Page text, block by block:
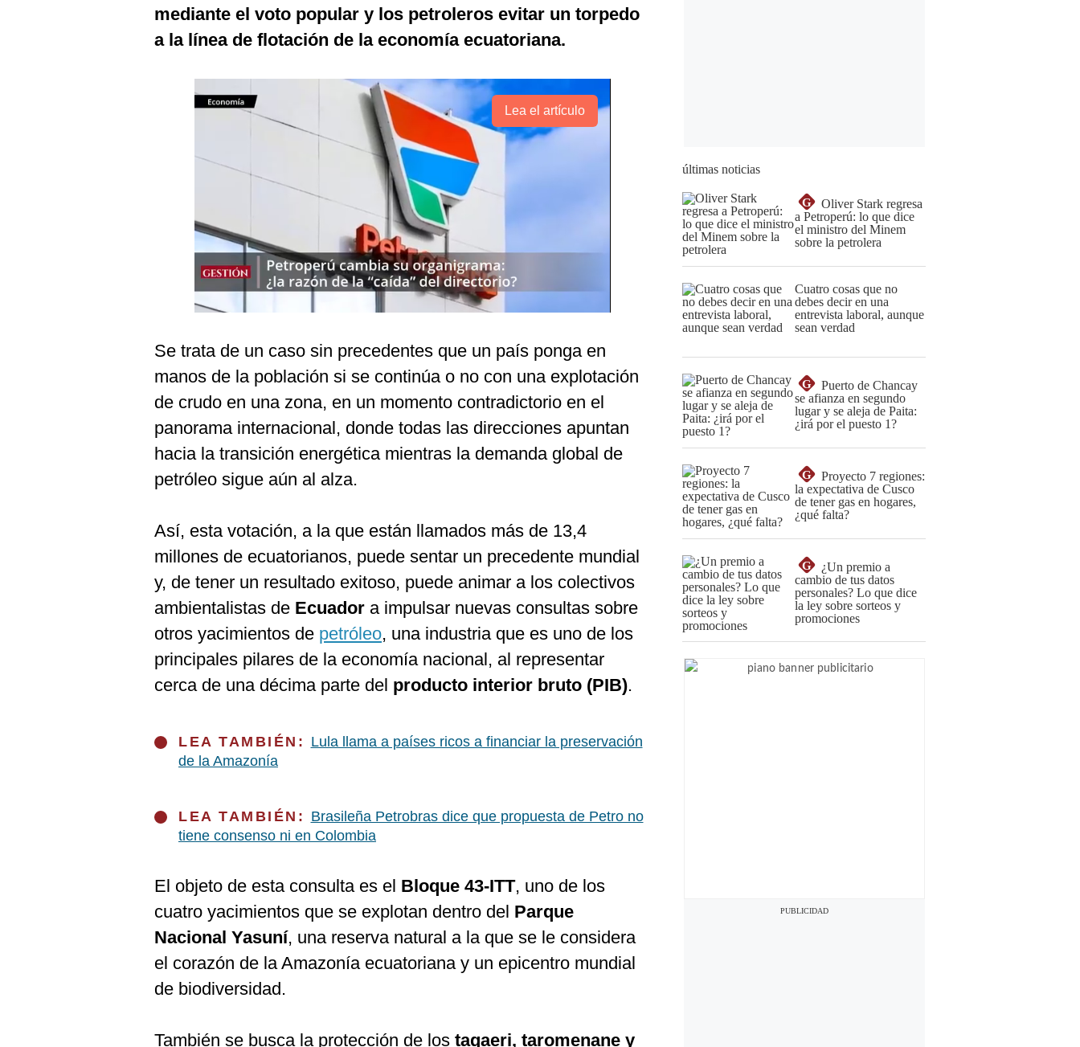
mediante el voto popular y los petroleros evitar un torpedo
a la línea de flotación de la economía ecuatoriana.
Lea el artículo
Se trata de un caso sin precedentes que un país ponga en
manos de la población si se continúa o no con una explotación
de crudo en una zona, en un momento contradictorio en el
panorama internacional, donde todas las direcciones apuntan
hacia la transición energética mientras la demanda global de
petróleo sigue aún al alza.
Así, esta votación, a la que están llamados más de 13,4
millones de ecuatorianos, puede sentar un precedente mundial
y, de tener un resultado exitoso, puede animar a los colectivos
ambientalistas de Ecuador a impulsar nuevas consultas sobre
otros yacimientos de petróleo, una industria que es uno de los
principales pilares de la economía nacional, al representar
cerca de una décima parte del producto interior bruto (PIB).
LEA TAMBIÉN: Lula llama a países ricos a financiar la preservación
de la Amazonía
LEA TAMBIÉN: Brasileña Petrobras dice que propuesta de Petro no
tiene consenso ni en Colombia
El objeto de esta consulta es el Bloque 43-ITT, uno de los
cuatro yacimientos que se explotan dentro del Parque
Nacional Yasuní, una reserva natural a la que se le considera
el corazón de la Amazonía ecuatoriana y un epicentro mundial
de biodiversidad.
También se busca la protección de los tagaeri, taromenane y
últimas noticias
G
Oliver Stark regresa
a Petroperú: lo que dice
el ministro del Minem
sobre la petrolera
Cuatro cosas que no
debes decir en una
entrevista laboral, aunque
sean verdad
G
Puerto de Chancay
se afianza en segundo
lugar y se aleja de Paita:
¿irá por el puesto 1?
G
Proyecto 7 regiones:
la expectativa de Cusco
de tener gas en hogares,
¿qué falta?
G
¿Un premio a
cambio de tus datos
personales? Lo que dice
la ley sobre sorteos y
promociones